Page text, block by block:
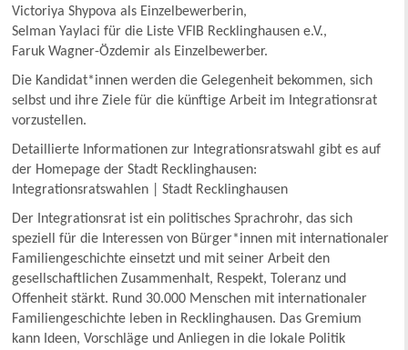
Victoriya Shypova als Einzelbewerberin,
Selman Yaylaci für die Liste VFIB Recklinghausen e.V.,
Faruk Wagner-Özdemir als Einzelbewerber.
Die Kandidat*innen werden die Gelegenheit bekommen, sich
selbst und ihre Ziele für die künftige Arbeit im Integrationsrat
vorzustellen.
Detaillierte Informationen zur Integrationsratswahl gibt es auf
der Homepage der Stadt Recklinghausen:
Integrationsratswahlen | Stadt Recklinghausen
Der Integrationsrat ist ein politisches Sprachrohr, das sich
speziell für die Interessen von Bürger*innen mit internationaler
Familiengeschichte einsetzt und mit seiner Arbeit den
gesellschaftlichen Zusammenhalt, Respekt, Toleranz und
Offenheit stärkt. Rund 30.000 Menschen mit internationaler
Familiengeschichte leben in Recklinghausen. Das Gremium
kann Ideen, Vorschläge und Anliegen in die lokale Politik